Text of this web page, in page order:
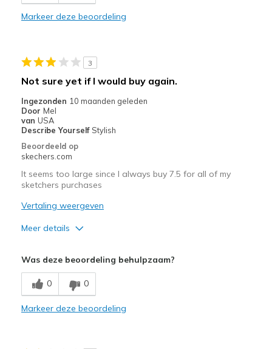
Stylish
Feels true to size
View On Shoes
I'm Really Into Shoes
Markeer deze beoordeling
3
Not sure yet if I would buy again.
Ingezonden 10 maanden geleden
Door Mel
van USA
Describe Yourself Stylish
Beoordeeld op
skechers.com
It seems too large since I always buy 7.5 for all of my
sketchers purchases
Vertaling weergeven
Meer details
Breathe Well
Comfortable
Was deze beoordeling behulpzaam?
0 0
Markeer deze beoordeling